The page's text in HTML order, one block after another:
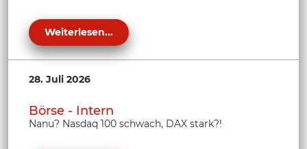
Weiterlesen...
28. Juli 2026
Börse - Intern
Nanu? Nasdaq 100 schwach, DAX stark?!